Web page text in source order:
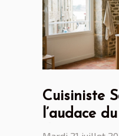
Cuisiniste
l’audace
design